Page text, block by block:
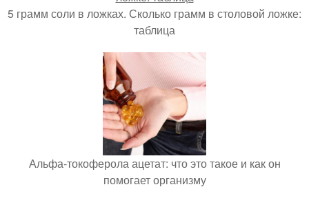
5 грамм соли в ложках. Сколько грамм в столовой ложке:
таблица
Альфа-токоферола ацетат: что это такое и как он
помогает организму